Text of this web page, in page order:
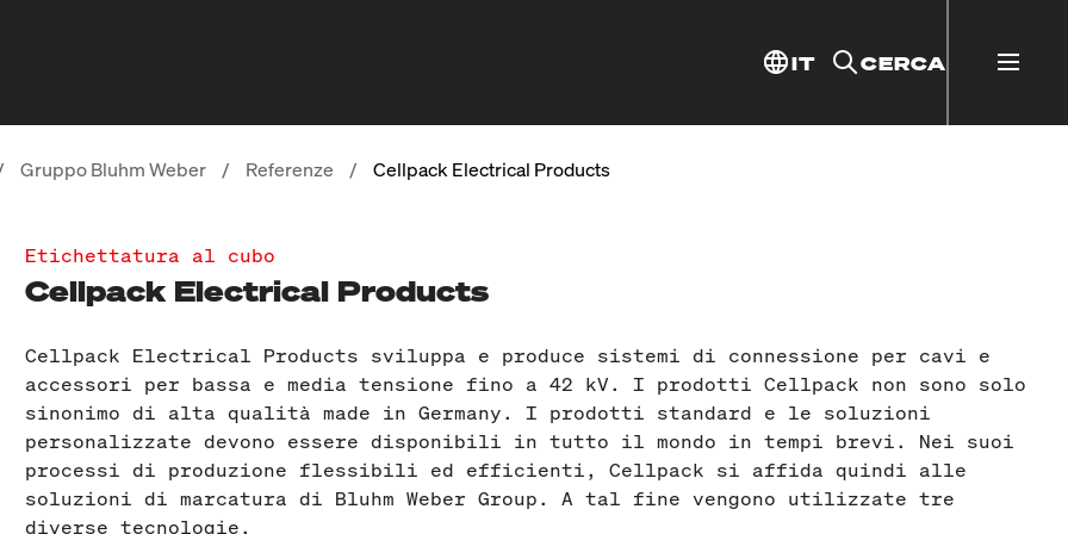
IT CERCA
Gruppo Bluhm Weber / Referenze / Cellpack Electrical Products
Etichettatura al cubo
Cellpack Electrical Products
Cellpack Electrical Products sviluppa e produce sistemi di connessione per cavi e
accessori per bassa e media tensione fino a 42 kV. I prodotti Cellpack non sono solo
sinonimo di alta qualità made in Germany. I prodotti standard e le soluzioni
personalizzate devono essere disponibili in tutto il mondo in tempi brevi. Nei suoi
processi di produzione flessibili ed efficienti, Cellpack si affida quindi alle
soluzioni di marcatura di Bluhm Weber Group. A tal fine vengono utilizzate tre
diverse tecnologie.